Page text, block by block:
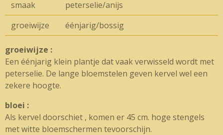
smaak
peterselie/anijs
groeiwijze
éénjarig/bossig
groeiwijze :
Een éénjarig klein plantje dat vaak verwisseld wordt met
peterselie. De lange bloemstelen geven kervel wel een
zekere hoogte.
bloei :
Als kervel doorschiet , komen er 45 cm. hoge stengels
met witte bloemschermen tevoorschijn.